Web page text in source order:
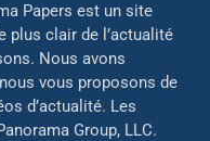
Papers est un site
plus clair de l’actualité
Nous avons
vous proposons de
d’actualité. Les
Group, LLC.